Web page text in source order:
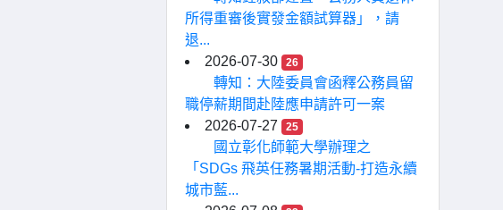
所得重審後實發金額試算器」，請
退...
2026-07-30
26
轉知：大陸委員會函釋公務員留
職停薪期間赴陸應申請許可一案
2026-07-27
25
國立彰化師範大學辦理之
「SDGs 飛英任務暑期活動-打造永續
城市藍...